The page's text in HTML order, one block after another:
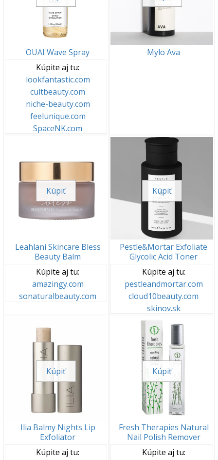
OUAI Wave Spray
Kúpite aj tu:
lookfantastic.com
cultbeauty.com
niche-beauty.com
feelunique.com
SpaceNK.com
Mylo Ava
Kúpiť
Leahlani Skincare Bless
Beauty Balm
Kúpite aj tu:
amazingy.com
sonaturalbeauty.com
Kúpiť
Pestle&Mortar Exfoliate
Glycolic Acid Toner
Kúpite aj tu:
pestleandmortar.com
cloud10beauty.com
skinov.sk
Kúpiť
Ilia Balmy Nights Lip
Exfoliator
Kúpite aj tu:
Kúpiť
Fresh Therapies Natural
Nail Polish Remover
Kúpite aj tu: